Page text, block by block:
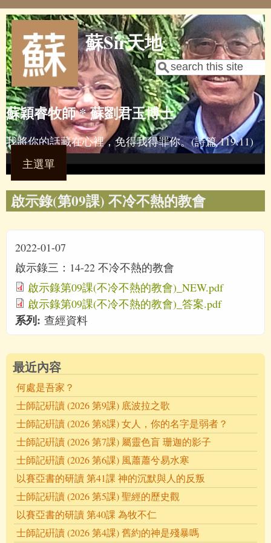
Skip to main content
蘇Sir天地
Search form
Search
蘇穎睿牧師 * 蘇劉君玉博士
我將你的話藏在心裡，免得我得罪你。(詩篇 119:11)
主選單
啟示錄(第09課) 不冷不熱的教會
2022-01-07
啟示錄三：14-22 不冷不熱的教會
啟示錄第09課(不冷不熱的教會)_NEW.pdf
啟示錄第09課(不冷不熱的教會)_答案.pdf
系列: 查經資料
最近內容
何處是吾家？
士師記硏讀 (2026 第9課) 底波拉之歌
士師記硏讀 (2026 第8課) 女人，你的名字是弱者？
士師記硏讀 (2026 第7課) 屬靈色盲 珊迦的影子
士師記硏讀 (2026 第6課) 風蕭蕭兮易水寒
以賽亞書的研讀 第41課 神的沉默與人的反叛
士師記硏讀 (2026 第5課) 聖經的歷史觀
以賽亞書的研讀 第40課 為牧不仁
士師記硏讀 (2026 第4課) 舊約的神是殘暴嗎